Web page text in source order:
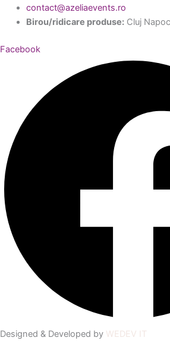
contact@azeliaevents.ro
Birou/ridicare produse:Cluj
Facebook
Designed & Developed by WEDEV IT